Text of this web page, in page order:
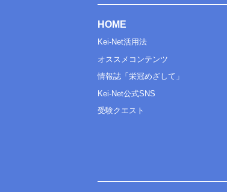
HOME
Kei-Net活用法
オススメコンテンツ
情報誌「栄冠めざして」
Kei-Net公式SNS
受験クエスト